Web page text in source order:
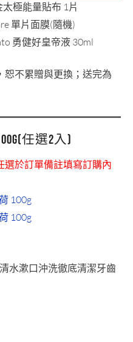
極能量貼布 1片
單片面膜(隨機)
勇健好皇帝液 30ml
恕不累贈與更換；送完為
任選2入)
選於訂單備註填寫訂購內
100g
100g
水漱口沖洗徹底清潔牙齒